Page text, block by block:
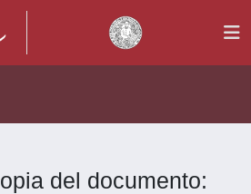
del documento: